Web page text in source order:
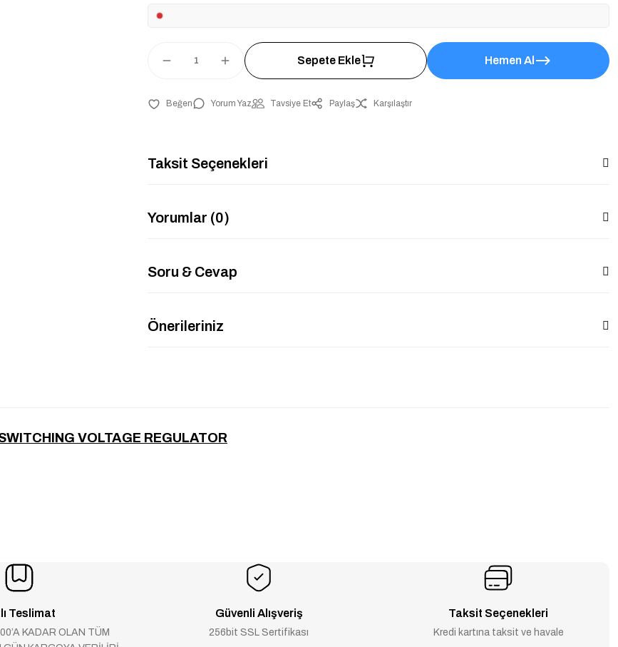
Sepete Ekle Hemen Al
Yorum Yaz Tavsiye Et Paylaş Karşılaştır
Taksit Seçenekleri
Yorumlar (0)
Soru & Cevap
Önerileriniz
VOLTAGE REGULATOR
Teslimat
KADAR OLAN TÜM
Güvenli Alışveriş
256bit SSL Sertifikası
Taksit Seçenekleri
Kredi kartına taksit ve havale